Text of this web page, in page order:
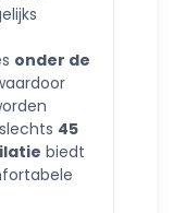
onder de
45
biedt